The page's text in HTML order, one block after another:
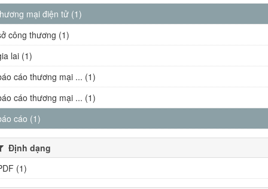
mại điện tử (1)
công thương (1)
lai (1)
cáo thương mại ... (1)
cáo thương mại ... (1)
cáo (1)
Định dạng
(1)